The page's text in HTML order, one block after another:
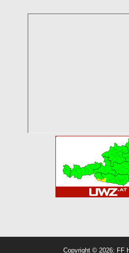
Copyright © 2026: FF